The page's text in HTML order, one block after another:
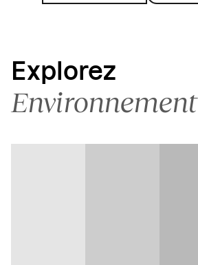
Explorez
Environnement